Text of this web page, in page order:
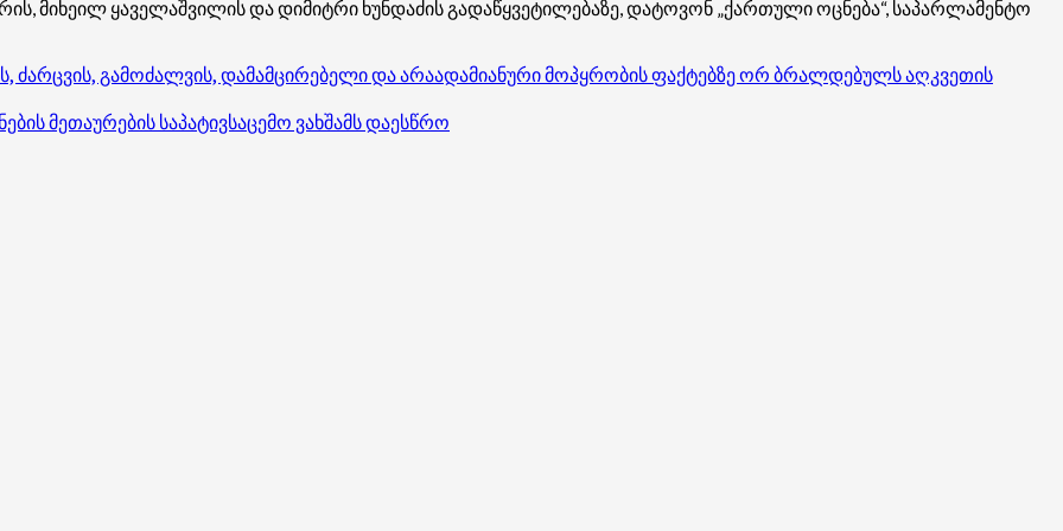
მიხეილ ყაველაშვილის და დიმიტრი ხუნდაძის გადაწყვეტილებაზე, დატოვონ „ქართული ოცნება“, საპარლამენტო
ძარცვის, გამოძალვის, დამამცირებელი და არაადამიანური მოპყრობის ფაქტებზე ორ ბრალდებულს აღკვეთის
მეთაურების საპატივსაცემო ვახშამს დაესწრო